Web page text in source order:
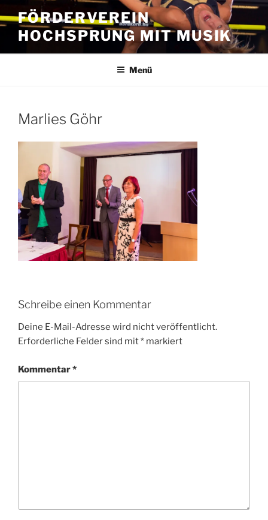
Inhalt
springen
FÖRDERVEREIN
HOCHSPRUNG MIT MUSIK
Menü
Marlies Göhr
Schreibe einen Kommentar
Deine E-Mail-Adresse wird nicht veröffentlicht.
Erforderliche Felder sind mit* markiert
Kommentar*